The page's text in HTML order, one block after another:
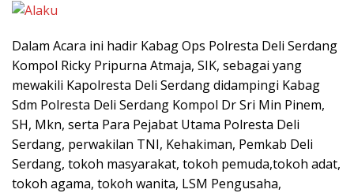
Dalam Acara ini hadir Kabag Ops Polresta Deli Serdang
Kompol Ricky Pripurna Atmaja, SIK, sebagai yang
mewakili Kapolresta Deli Serdang didampingi Kabag
Sdm Polresta Deli Serdang Kompol Dr Sri Min Pinem,
SH, Mkn, serta Para Pejabat Utama Polresta Deli
Serdang, perwakilan TNI, Kehakiman, Pemkab Deli
Serdang, tokoh masyarakat, tokoh pemuda,tokoh adat,
tokoh agama, tokoh wanita, LSM Pengusaha,